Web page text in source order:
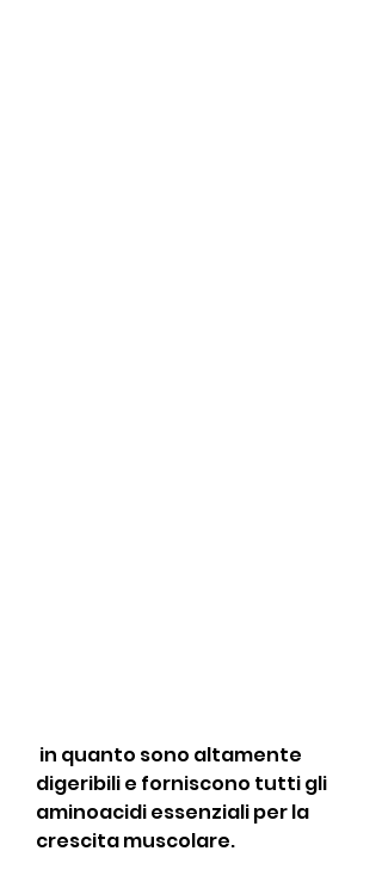
digeribili e forniscono tutti gli
aminoacidi essenziali per la
crescita muscolare.